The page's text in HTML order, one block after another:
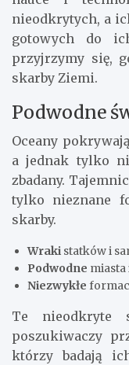
nieodkrytych, a
gotowych do
przyjrzymy się,
skarby Ziemi.
Podwodne
Oceany
a jednak tylko
zbadany.
tylko nieznane
skarby.
Wraki statków i
Podwodne
Niezwykłe
Te nieodkryte
poszukiwaczy
którzy badają